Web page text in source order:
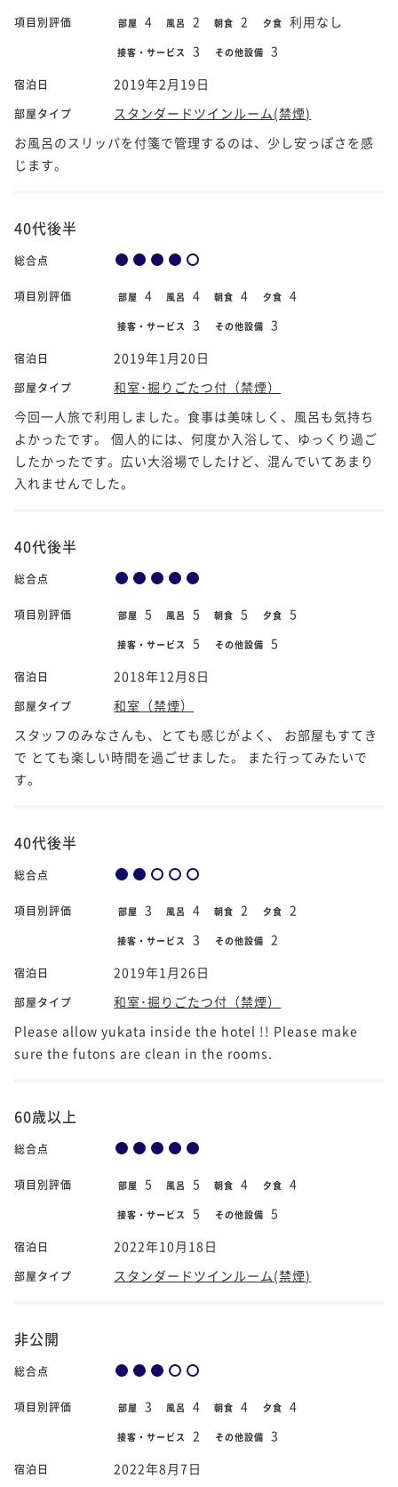
項目別評価 部屋 4 風呂 2 朝食 2 夕食 利用なし
接客・サービス 3 その他設備 3
宿泊日 2019年2月19日
部屋タイプ
スタンダードツインルーム(禁煙)
お風呂のスリッパを付箋で管理するのは、少し安っぽさを感
じます。
40代後半
総合点
項目別評価 部屋 4 風呂 4 朝食 4 夕食 4
接客・サービス 3 その他設備 3
宿泊日 2019年1月20日
部屋タイプ
和室･掘りごたつ付（禁煙）
今回一人旅で利用しました。食事は美味しく、風呂も気持ち
よかったです。 個人的には、何度か入浴して、ゆっくり過ご
したかったです。広い大浴場でしたけど、混んでいてあまり
入れませんでした。
40代後半
総合点
項目別評価 部屋 5 風呂 5 朝食 5 夕食 5
接客・サービス 5 その他設備 5
宿泊日 2018年12月8日
部屋タイプ
和室（禁煙）
スタッフのみなさんも、とても感じがよく、 お部屋もすてき
で とても楽しい時間を過ごせました。 また行ってみたいで
す。
40代後半
総合点
項目別評価 部屋 3 風呂 4 朝食 2 夕食 2
接客・サービス 3 その他設備 2
宿泊日 2019年1月26日
部屋タイプ
和室･掘りごたつ付（禁煙）
Please allow yukata inside the hotel !! Please make
sure the futons are clean in the rooms.
60歳以上
総合点
項目別評価 部屋 5 風呂 5 朝食 4 夕食 4
接客・サービス 5 その他設備 5
宿泊日 2022年10月18日
部屋タイプ スタンダードツインルーム(禁煙)
非公開
総合点
項目別評価 部屋 3 風呂 4 朝食 4 夕食 4
接客・サービス 2 その他設備 3
宿泊日 2022年8月7日